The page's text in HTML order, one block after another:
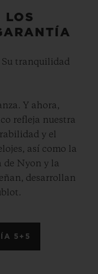
LOS
tranquilidad
Y ahora,
refleja nuestra
y el
así como la
de Nyon y la
desarrollan
5+5